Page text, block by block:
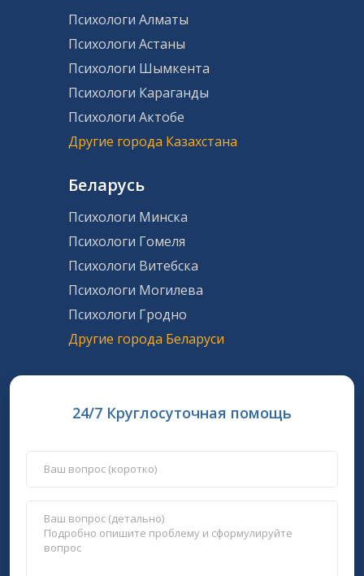
Психологи Алматы
Психологи Астаны
Психологи Шымкента
Психологи Караганды
Психологи Актобе
Другие города Казахстана
Беларусь
Психологи Минска
Психологи Гомеля
Психологи Витебска
Психологи Могилева
Психологи Гродно
Другие города Беларуси
24/7 Круглосуточная помощь